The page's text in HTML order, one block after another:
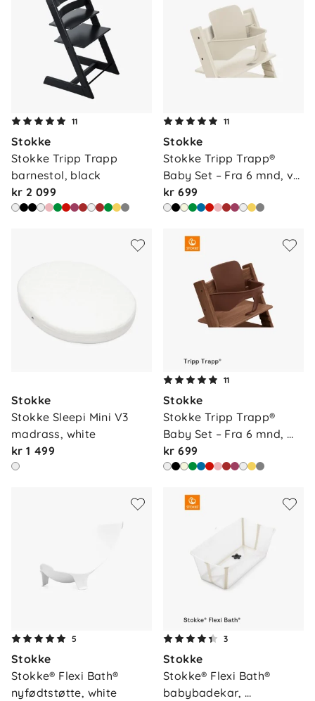
11
Stokke
Stokke Tripp Trapp
barnestol, black
kr 2 099
11
Stokke
Stokke Tripp Trapp®
Baby Set – Fra 6 mnd, v…
kr 699
Stokke
Stokke Sleepi Mini V3
madrass, white
kr 1 499
11
Stokke
Stokke Tripp Trapp®
Baby Set – Fra 6 mnd,
wa…
kr 699
5
Stokke
Stokke® Flexi Bath®
nyfødtstøtte, white
3
Stokke
Stokke® Flexi Bath®
babybadekar,